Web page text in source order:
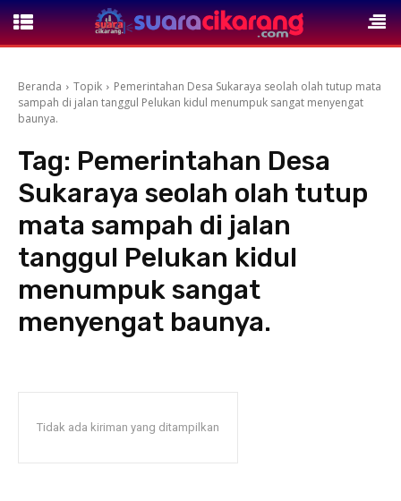
Beranda Topik
Pemerintahan Desa Sukaraya seolah olah tutup mata
sampah di jalan tanggul Pelukan kidul menumpuk sangat menyengat
baunya.
Tag: Pemerintahan Desa
Sukaraya seolah olah tutup
mata sampah di jalan
tanggul Pelukan kidul
menumpuk sangat
menyengat baunya.
Tidak ada kiriman yang ditampilkan